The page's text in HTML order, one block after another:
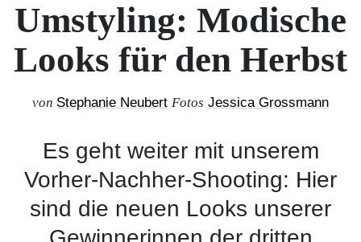
Umstyling: Modische
Looks für den Herbst
von Stephanie Neubert Fotos Jessica Grossmann
Es geht weiter mit unserem
Vorher-Nachher-Shooting: Hier
sind die neuen Looks unserer